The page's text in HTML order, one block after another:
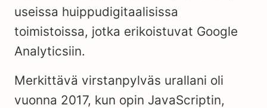
useissa huippudigitaalisissa
toimistoissa, jotka erikoistuvat Google
Analyticsiin.
Merkittävä virstanpylväs urallani oli
vuonna 2017, kun opin JavaScriptin,